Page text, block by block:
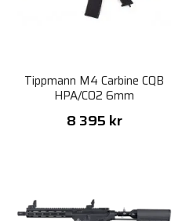
Tippmann M4 Carbine CQB
HPA/CO2 6mm
8 395 kr